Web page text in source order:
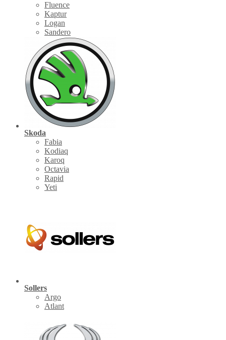
Fluence
Kaptur
Logan
Sandero
Skoda
Fabia
Kodiaq
Karoq
Octavia
Rapid
Yeti
Sollers
Argo
Atlant